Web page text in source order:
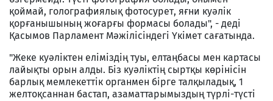
қоймай, голографиялық фотосурет, яғни куәлік
қорғанышының жоғарғы формасы болады", - деді
Қасымов Парламент Мәжілісіндегі Үкімет сағатында.
"Жеке куәліктен еліміздің туы, елтаңбасы мен картасы
лайықты орын алды. Біз куәліктің сыртқы көрінісін
барлық мемлекеттік органмен бірге талқыладық, 1
желтоқсаннан бастап, азаматтарымыздың түрлі-түсті